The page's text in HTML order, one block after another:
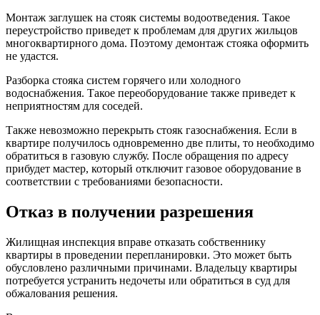
Монтаж заглушек на стояк системы водоотведения. Такое
переустройство приведет к проблемам для других жильцов
многоквартирного дома. Поэтому демонтаж стояка оформить
не удастся.
Разборка стояка систем горячего или холодного
водоснабжения. Такое переоборудование также приведет к
неприятностям для соседей.
Также невозможно перекрыть стояк газоснабжения. Если в
квартире получилось одновременно две плиты, то необходимо
обратиться в газовую службу. После обращения по адресу
прибудет мастер, который отключит газовое оборудование в
соответствии с требованиями безопасности.
Отказ в получении разрешения
Жилищная инспекция вправе отказать собственнику
квартиры в проведении перепланировки. Это может быть
обусловлено различными причинами. Владельцу квартиры
потребуется устранить недочеты или обратиться в суд для
обжалования решения.